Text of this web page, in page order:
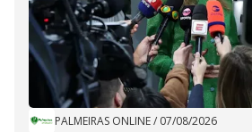
PALMEIRAS ONLINE/ 07/08/2026